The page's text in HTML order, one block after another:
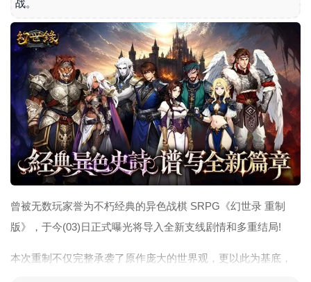
战。
曾被无数玩家誉为不朽经典的异色战棋 SRPG《幻世录 重制
版》，于今(03)日正式曝光将导入全新支线剧情和多重结局!
本次重制不仅完整承袭了原作庞大的世界观，更以此为基底，